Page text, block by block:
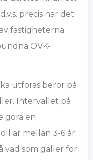
precis när det
fastigheterna
OVK-
utföras beror på
Intervallet på
göra en
är mellan 3-6 år.
vad som gäller för